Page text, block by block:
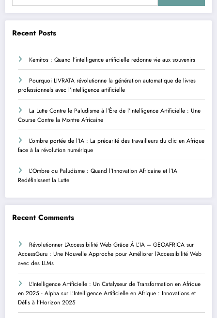
Recent Posts
Kemitos : Quand l’intelligence artificielle redonne vie aux souvenirs
Pourquoi LIVRATA révolutionne la génération automatique de livres
professionnels avec l’intelligence artificielle
La Lutte Contre le Paludisme à l’Ère de l’Intelligence Artificielle : Une
Course Contre la Montre Africaine
L’ombre portée de l’IA : La précarité des travailleurs du clic en Afrique
face à la révolution numérique
L’Ombre du Paludisme : Quand l’Innovation Africaine et l’IA
Redéfinissent la Lutte
Recent Comments
Révolutionner L’Accessibilité Web Grâce À L’IA – GEOAFRICA sur
AccessGuru : Une Nouvelle Approche pour Améliorer l’Accessibilité Web
avec des LLMs
L'Intelligence Artificielle : Un Catalyseur de Transformation en Afrique
en 2025 - Alpha sur L’Intelligence Artificielle en Afrique : Innovations et
Défis à l’Horizon 2025